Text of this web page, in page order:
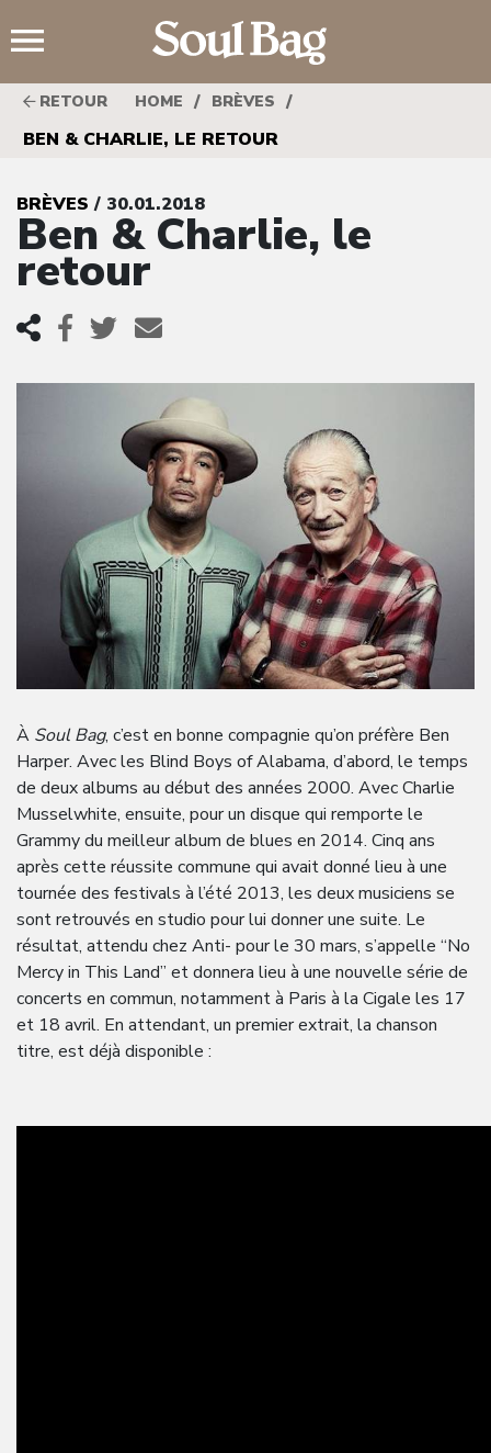
RETOUR HOME / BRÈVES /
BEN & CHARLIE, LE RETOUR
BRÈVES / 30.01.2018
Ben & Charlie, le
retour
À Soul Bag, c’est en bonne compagnie qu’on préfère Ben
Harper. Avec les Blind Boys of Alabama, d’abord, le temps
de deux albums au début des années 2000. Avec Charlie
Musselwhite, ensuite, pour un disque qui remporte le
Grammy du meilleur album de blues en 2014. Cinq ans
après cette réussite commune qui avait donné lieu à une
tournée des festivals à l’été 2013, les deux musiciens se
sont retrouvés en studio pour lui donner une suite. Le
résultat, attendu chez Anti- pour le 30 mars, s’appelle “No
Mercy in This Land” et donnera lieu à une nouvelle série de
concerts en commun, notamment à Paris à la Cigale les 17
et 18 avril. En attendant, un premier extrait, la chanson
titre, est déjà disponible :